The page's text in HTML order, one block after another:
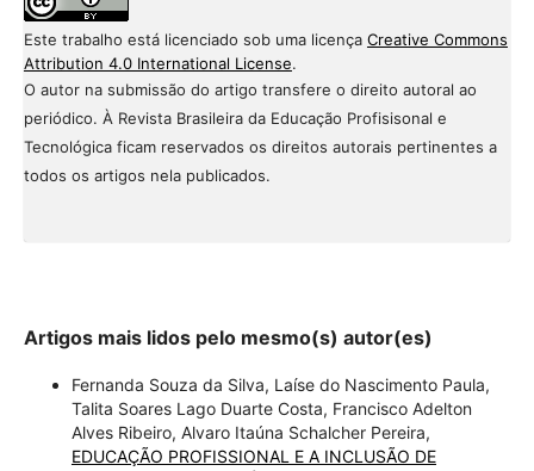
Este trabalho está licenciado sob uma licença Creative Commons
Attribution 4.0 International License.
O autor na submissão do artigo transfere o direito autoral ao
periódico. À Revista Brasileira da Educação Profisisonal e
Tecnológica ficam reservados os direitos autorais pertinentes a
todos os artigos nela publicados.
Artigos mais lidos pelo mesmo(s) autor(es)
Fernanda Souza da Silva, Laíse do Nascimento Paula,
Talita Soares Lago Duarte Costa, Francisco Adelton
Alves Ribeiro, Alvaro Itaúna Schalcher Pereira,
EDUCAÇÃO PROFISSIONAL E A INCLUSÃO DE